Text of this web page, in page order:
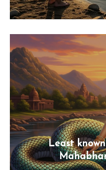
Least